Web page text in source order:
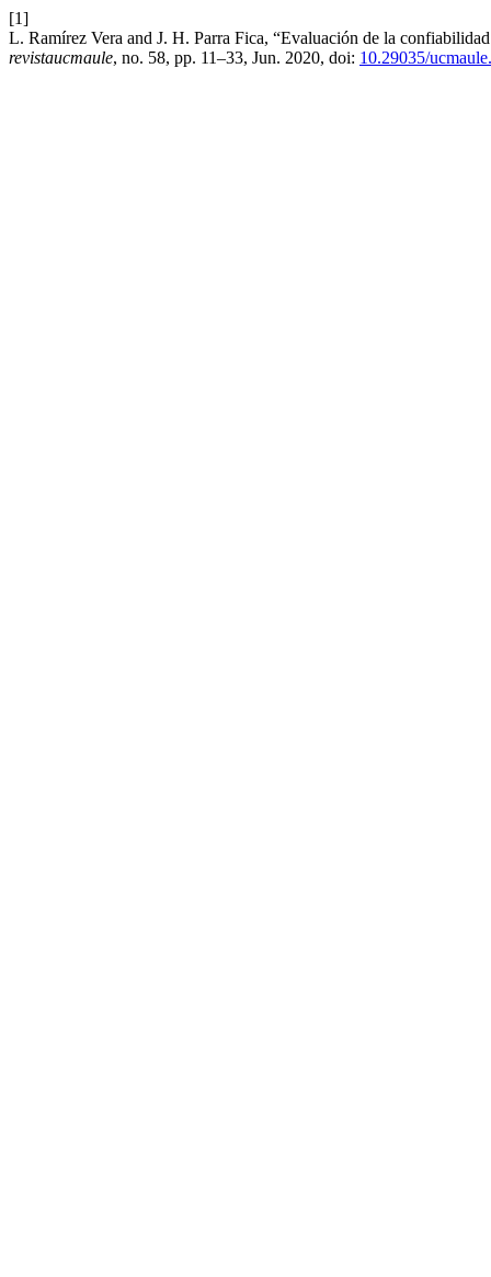
[1]
L. Ramírez Vera and J. H. Parra Fica, “Evaluación de la
revistaucmaule, no. 58, pp. 11–33, Jun. 2020, doi: 10.29035/